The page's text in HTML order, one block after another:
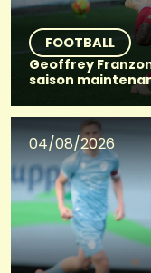
FOOTBALL
Geoffrey
saison
04/08/2026